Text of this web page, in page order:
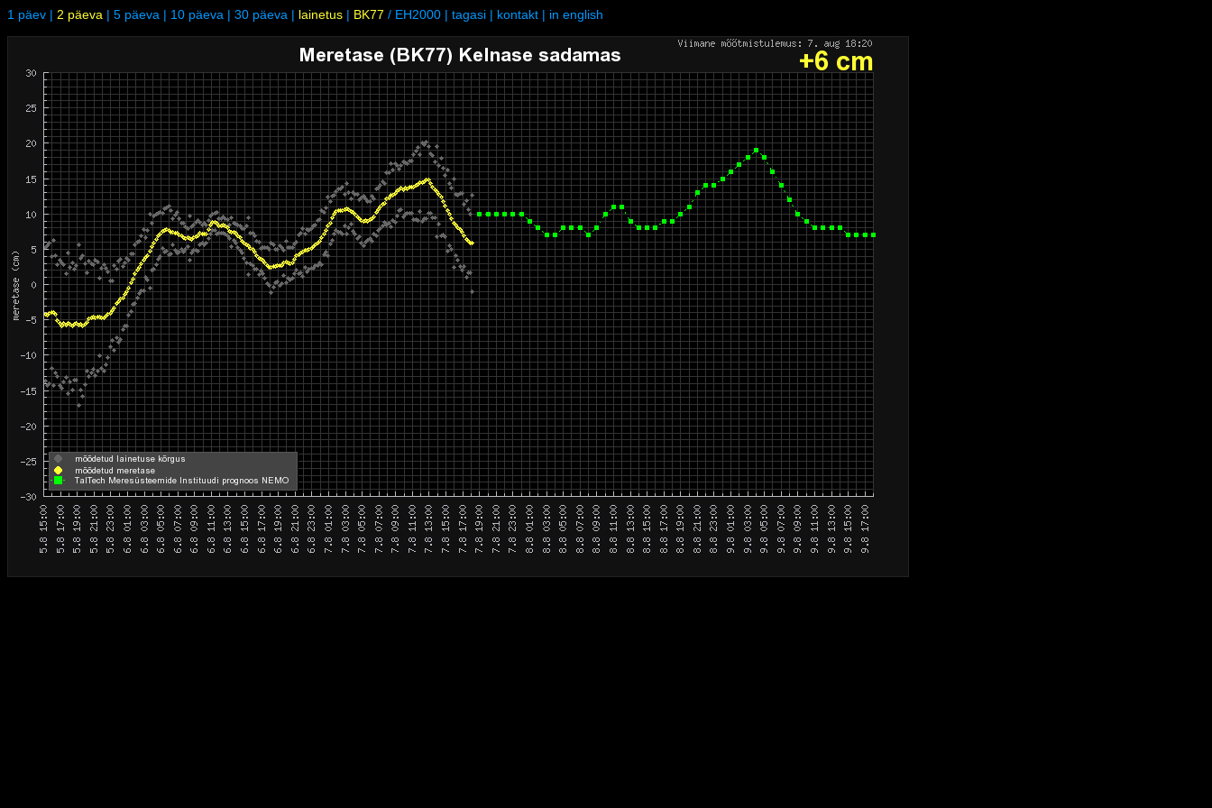
1 päev | 2 päeva | 5 päeva | 10 päeva | 30 päeva | lainetus | BK77 / EH2000 | tagasi | kontakt | in english